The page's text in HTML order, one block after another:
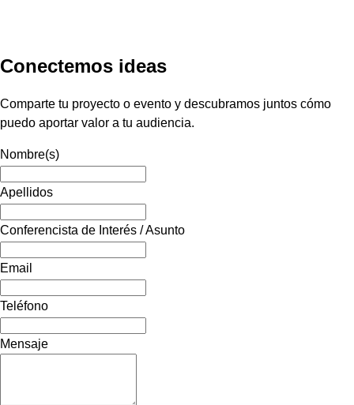
Conectemos ideas
Comparte tu proyecto o evento y descubramos juntos cómo
puedo aportar valor a tu audiencia.
Nombre(s)
Apellidos
Conferencista de Interés / Asunto
Email
Teléfono
Mensaje